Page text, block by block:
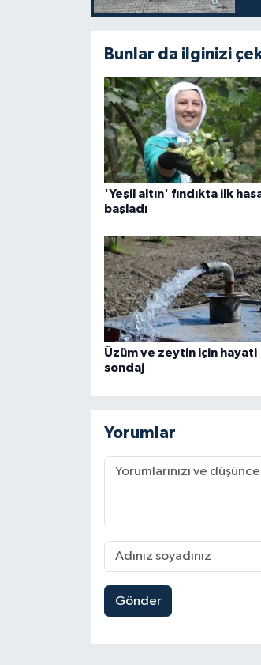
Bunlar da ilginizi
'Yeşil altın' fındıkta ilk
başladı
Üzüm ve zeytin için hayati
sondaj
Yorumlar
Gönder